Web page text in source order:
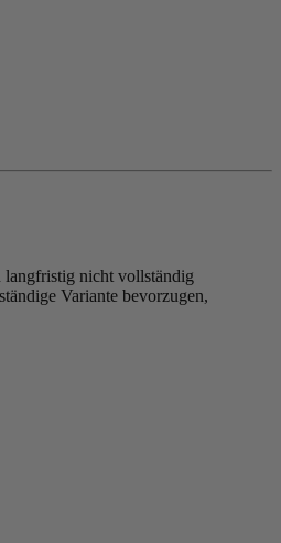
langfristig nicht vollständig
Variante bevorzugen,